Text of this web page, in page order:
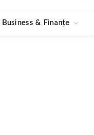
Business & Finanțe